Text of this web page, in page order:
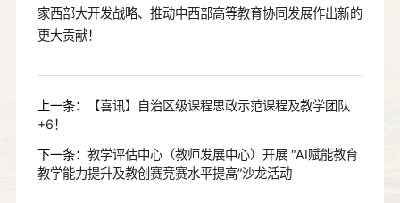
家西部大开发战略、推动中西部高等教育协同发展作出新的
更大贡献！
上一条：
【喜讯】自治区级课程思政示范课程及教学团队
+6！
下一条： 教学评估中心（教师发展中心）开展 “AI赋能教育
教学能力提升及教创赛竞赛水平提高”沙龙活动